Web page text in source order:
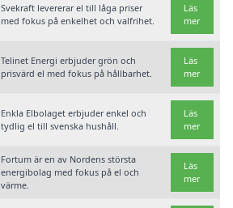
Svekraft levererar el till låga priser
med fokus på enkelhet och valfrihet.
Läs
mer
Telinet Energi erbjuder grön och
prisvärd el med fokus på hållbarhet.
Läs
mer
Enkla Elbolaget erbjuder enkel och
tydlig el till svenska hushåll.
Läs
mer
Fortum är en av Nordens största
energibolag med fokus på el och
värme.
Läs
mer